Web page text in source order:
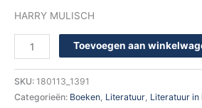
HARRY MULISCH
Toevoegen aan
SKU: 180113_1391
Categorieën: Boeken, Literatuur, Literatuur in